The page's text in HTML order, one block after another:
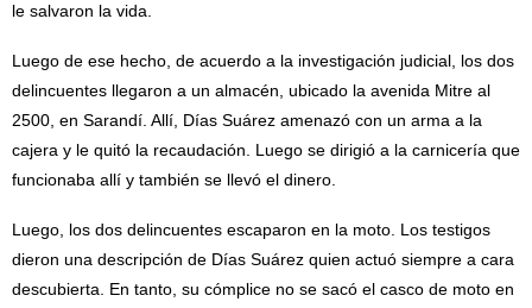
le salvaron la vida.
Luego de ese hecho, de acuerdo a la investigación judicial, los dos
delincuentes llegaron a un almacén, ubicado la avenida Mitre al
2500, en Sarandí. Allí, Días Suárez amenazó con un arma a la
cajera y le quitó la recaudación. Luego se dirigió a la carnicería que
funcionaba allí y también se llevó el dinero.
Luego, los dos delincuentes escaparon en la moto. Los testigos
dieron una descripción de Días Suárez quien actuó siempre a cara
descubierta. En tanto, su cómplice no se sacó el casco de moto en